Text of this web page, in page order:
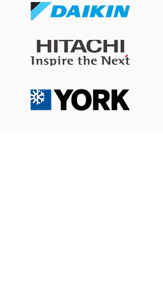
開冷氣瞓覺令小朋友乾
咳？改善冷氣房乾燥問題